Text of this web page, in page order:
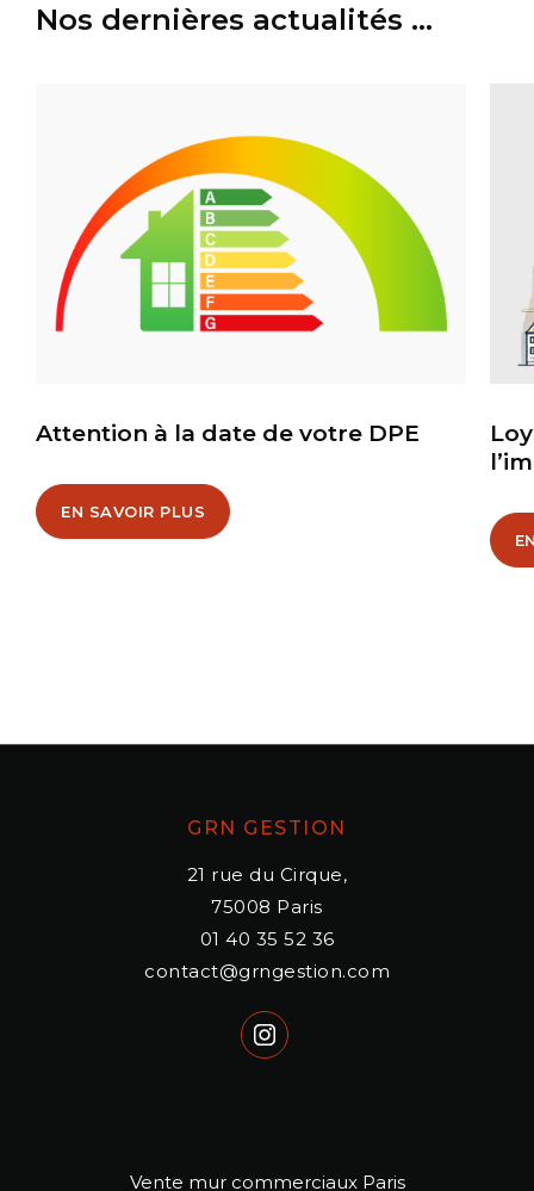
Nos dernières actualités ...
Attention à la date de votre DPE
EN SAVOIR PLUS
GRN GESTION
21 rue du Cirque,
75008 Paris
01 40 35 52 36
contact@grngestion.com
Vente mur commerciaux Paris